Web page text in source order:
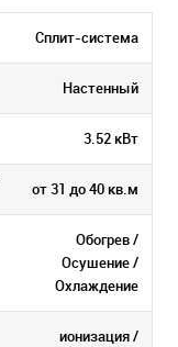
Сплит-система
Настенный
3.52 кВт
от 31 до 40 кв.м
Обогрев /
Осушение /
Охлаждение
ионизация /